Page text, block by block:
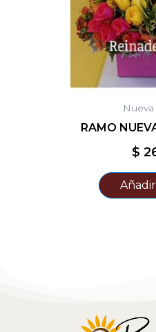
RAMO
$